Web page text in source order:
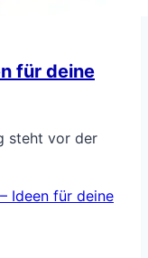
für deine
steht vor der
Ideen für deine